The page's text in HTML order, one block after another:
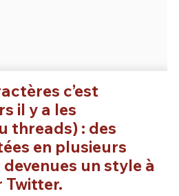
c’est
il y a les
threads) : des
en plusieurs
un style à
Twitter.